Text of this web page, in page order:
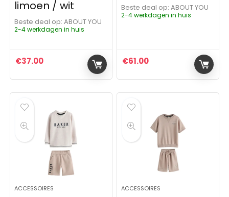
limoen / wit
Beste deal op:
ABOUT YOU
2-4 werkdagen in huis
€37.00
Beste deal op:
ABOUT YOU
2-4 werkdagen in huis
€61.00
ACCESSOIRES ACCESSOIRES